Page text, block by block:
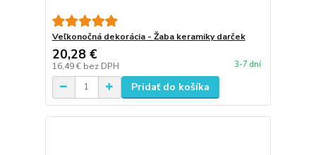
Veľkonočná dekorácia - Žaba keramiky darček
20,28 €
16,49 € bez DPH 3-7 dní
Pridať do košíka